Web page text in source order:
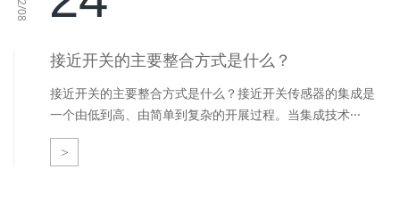
接近开关的主要整合方式是什么？
接近开关的主要整合方式是什么？接近开关传感器的集成是
一个由低到高、由简单到复杂的开展过程。当集成技术···
>